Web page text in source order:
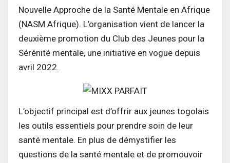
Nouvelle Approche de la Santé Mentale en Afrique
(NASM Afrique). L’organisation vient de lancer la
deuxième promotion du Club des Jeunes pour la
Sérénité mentale, une initiative en vogue depuis
avril 2022.
L’objectif principal est d’offrir aux jeunes togolais
les outils essentiels pour prendre soin de leur
santé mentale. En plus de démystifier les
questions de la santé mentale et de promouvoir